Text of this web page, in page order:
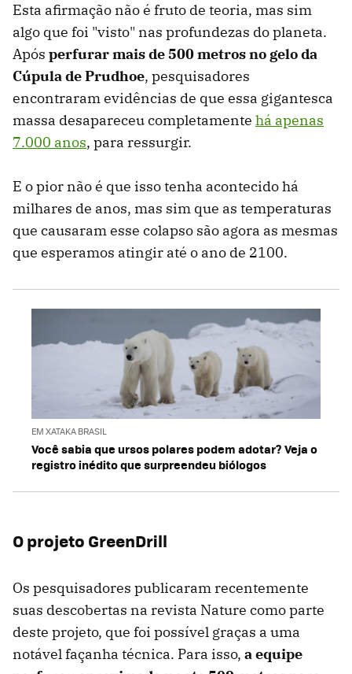
Esta afirmação não é fruto de teoria, mas sim
algo que foi "visto" nas profundezas do planeta.
Após perfurar mais de 500 metros no gelo da
Cúpula de Prudhoe, pesquisadores
encontraram evidências de que essa gigantesca
massa desapareceu completamente há apenas
7.000 anos, para ressurgir.
E o pior não é que isso tenha acontecido há
milhares de anos, mas sim que as temperaturas
que causaram esse colapso são agora as mesmas
que esperamos atingir até o ano de 2100.
EM XATAKA BRASIL
Você sabia que ursos polares podem adotar? Veja o
registro inédito que surpreendeu biólogos
O projeto GreenDrill
Os pesquisadores publicaram recentemente
suas descobertas na revista Nature como parte
deste projeto, que foi possível graças a uma
notável façanha técnica. Para isso, a equipe